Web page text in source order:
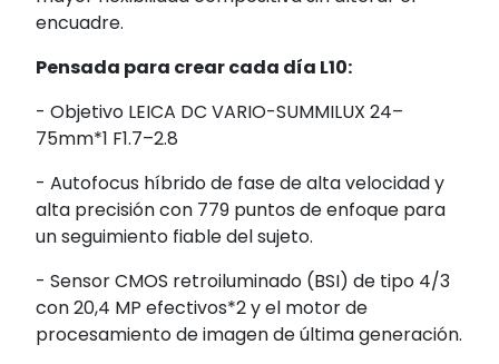
encuadre.
Pensada para crear cada día L10:
- Objetivo LEICA DC VARIO-SUMMILUX 24–
75mm*1 F1.7–2.8
- Autofocus híbrido de fase de alta velocidad y
alta precisión con 779 puntos de enfoque para
un seguimiento fiable del sujeto.
- Sensor CMOS retroiluminado (BSI) de tipo 4/3
con 20,4 MP efectivos*2 y el motor de
procesamiento de imagen de última generación.